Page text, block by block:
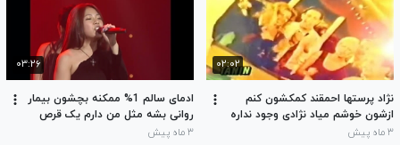
۰۲:۰۲
نژاد پرستها احمقند کمکشون کنم
ازشون خوشم میاد نژادی وجود نداره
۳ ماه پیش
۰۳:۲۶
ادمای سالم 1% ممکنه بچشون بیمار
روانی بشه مثل من دارم یک قرص
میخورم حالم نرماله دختر چرا نمیاد
۳ ماه پیش